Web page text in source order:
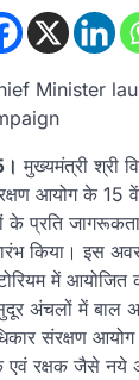
Minister
मुख्यमंत्री श्री
आयोग के 15
के प्रति
किया। इस
में आयोजित
अंचलों में बाल
संरक्षण आयोग
एवं रक्षक जैसे नये